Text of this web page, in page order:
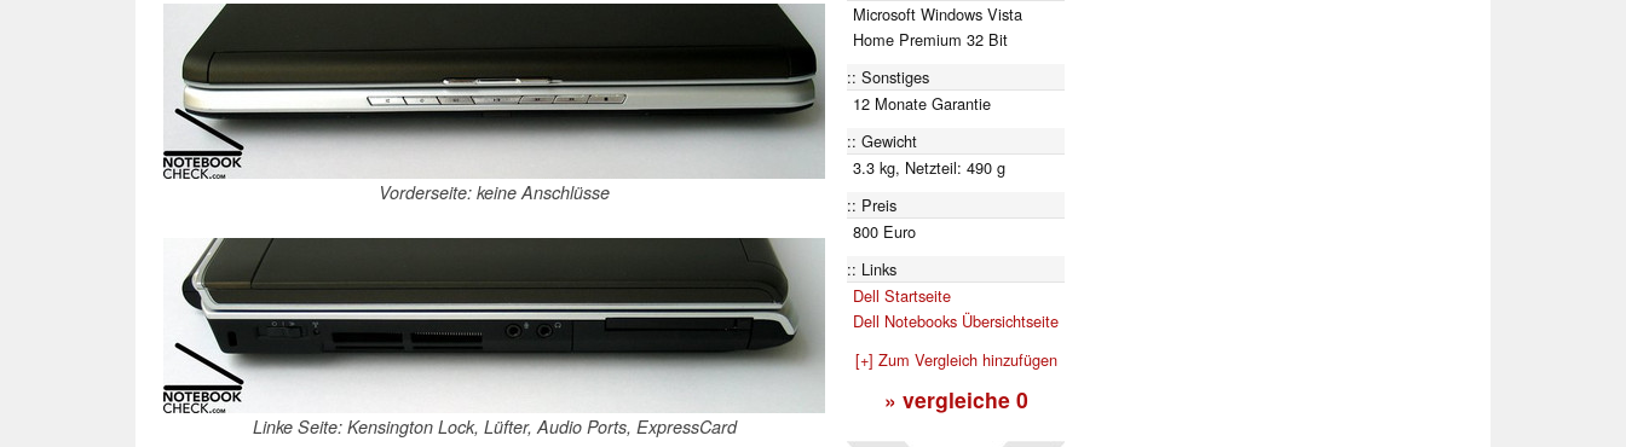
Vorderseite: keine Anschlüsse
Linke Seite: Kensington Lock, Lüfter, Audio Ports, ExpressCard
Microsoft Windows Vista
Home Premium 32 Bit
Sonstiges
12 Monate Garantie
Gewicht
3.3 kg, Netzteil: 490 g
Preis
800 Euro
Links
Dell Startseite
Dell Notebooks Übersichtseite
[+] Zum Vergleich hinzufügen
» vergleiche 0